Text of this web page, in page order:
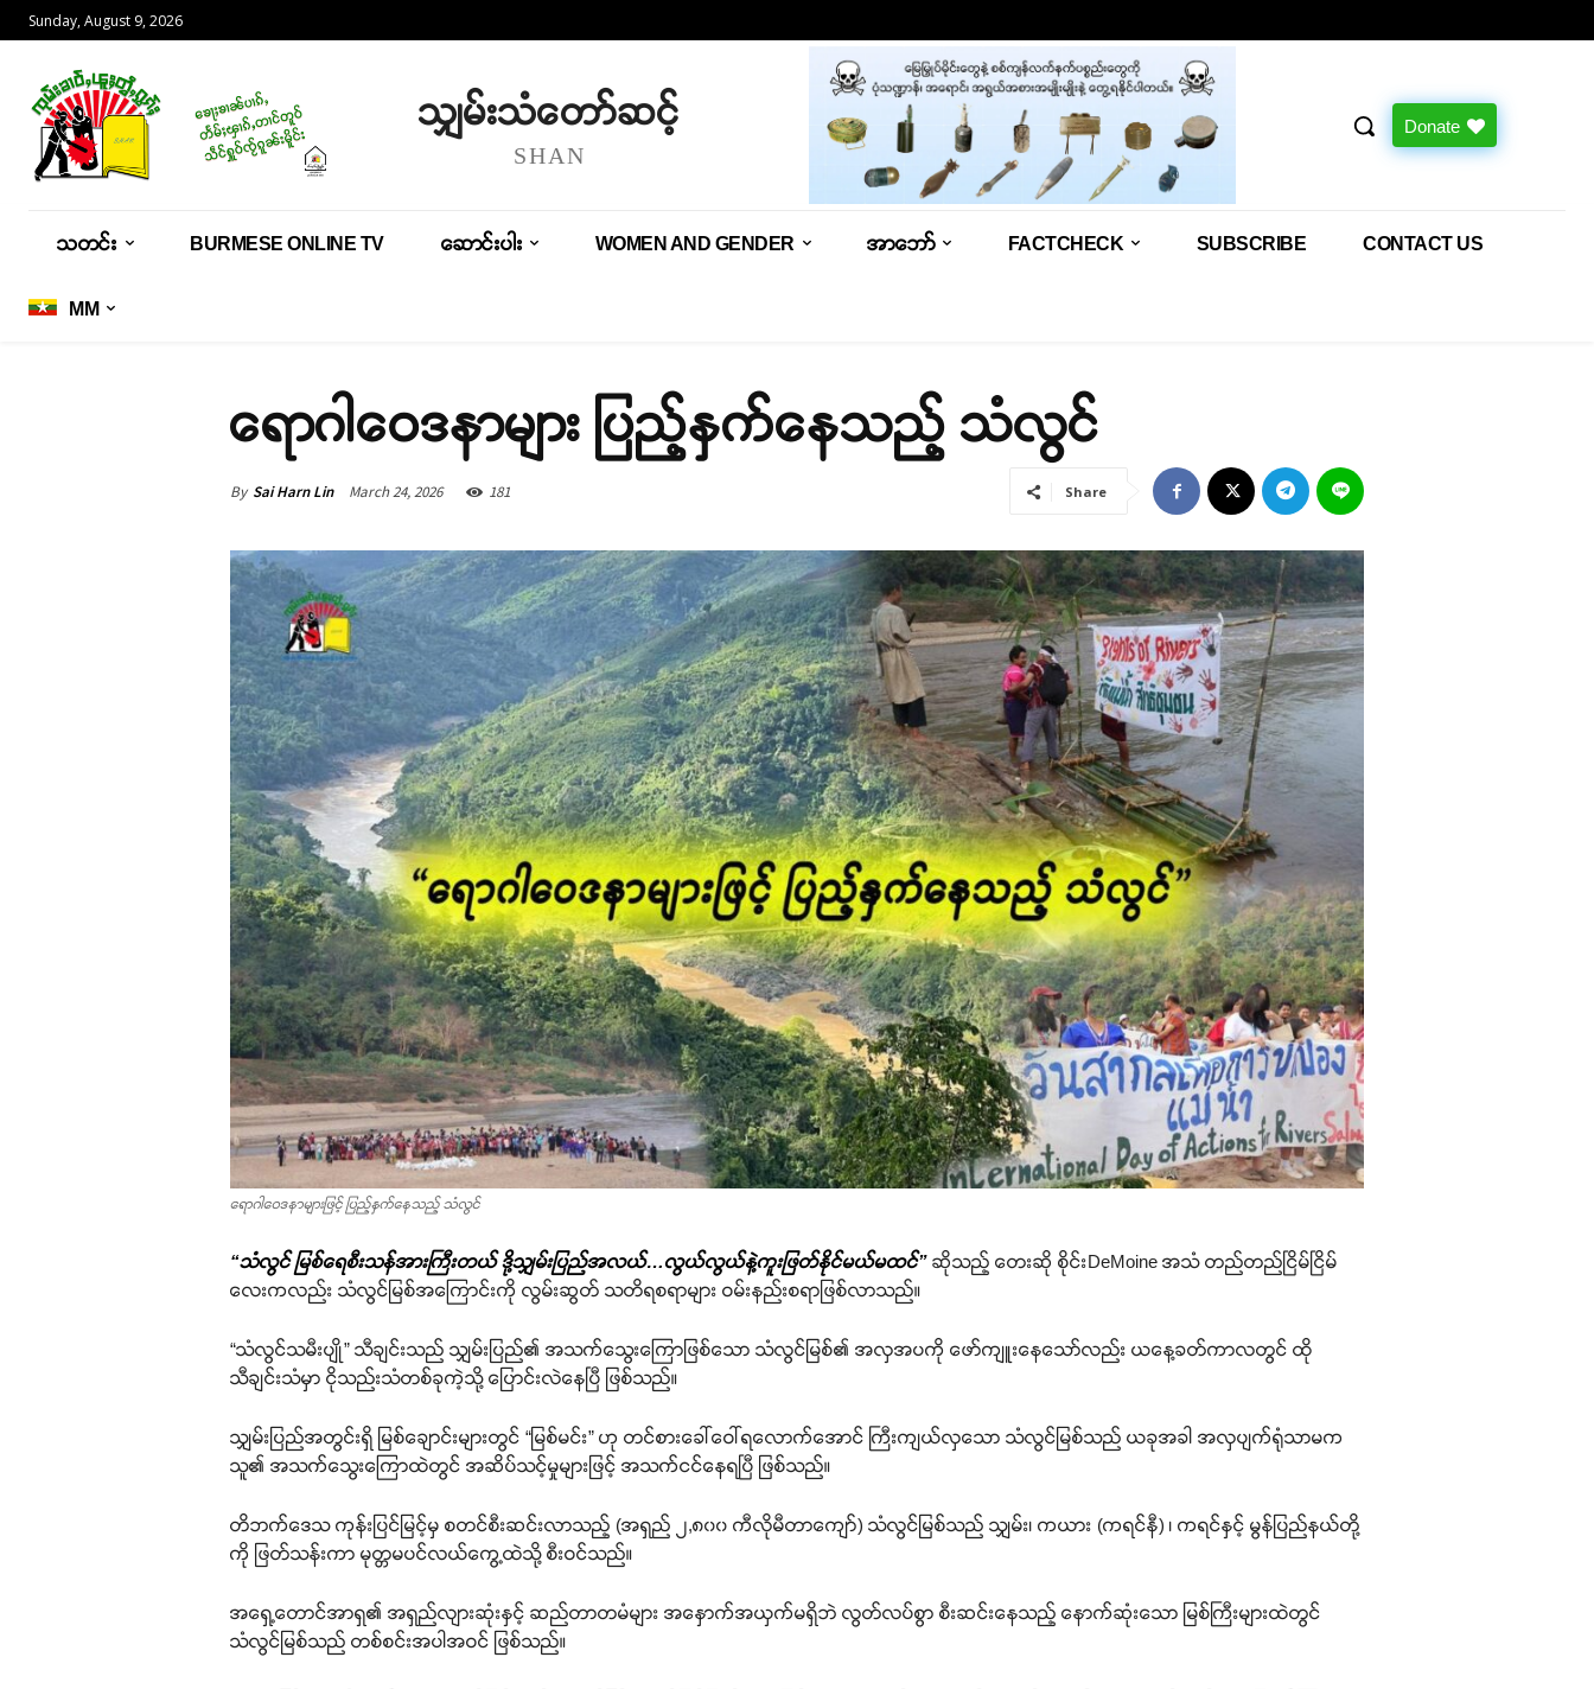
Sunday, August 9, 2026
သျှမ်းသံတော်ဆင့်
SHAN
Donate
သတင်း BURMESE ONLINE TV ဆောင်းပါး WOMEN AND GENDER အာဘော် FACTCHECK SUBSCRIBE CONTACT US
MM
ရောဂါဝေဒနာများ ပြည့်နှက်နေသည့် သံလွင်
By Sai Harn Lin March 24, 2026 181 Share
ရောဂါဝေဒနာများဖြင့် ပြည့်နှက်နေသည့် သံလွင်
“သံလွင် မြစ်ရေစီးသန်အားကြီးတယ် ဒို့သျှမ်းပြည်အလယ်…လွယ်လွယ်နဲ့ကူးဖြတ်နိုင်မယ်မထင်” ဆိုသည့် တေးဆို စိုင်းDeMoine အသံ တည်တည်ငြိမ်ငြိမ်
လေးကလည်း သံလွင်မြစ်အကြောင်းကို လွမ်းဆွတ် သတိရစရာများ ဝမ်းနည်းစရာဖြစ်လာသည်။
“သံလွင်သမီးပျို” သီချင်းသည် သျှမ်းပြည်၏ အသက်သွေးကြောဖြစ်သော သံလွင်မြစ်၏ အလှအပကို ဖော်ကျူးနေသော်လည်း ယနေ့ခတ်ကာလတွင် ထို
သီချင်းသံမှာ ငိုသည်းသံတစ်ခုကဲ့သို့ ပြောင်းလဲနေပြီ ဖြစ်သည်။
သျှမ်းပြည်အတွင်းရှိ မြစ်ချောင်းများတွင် “မြစ်မင်း” ဟု တင်စားခေါ်ဝေါ်ရလောက်အောင် ကြီးကျယ်လှသော သံလွင်မြစ်သည် ယခုအခါ အလှပျက်ရုံသာမက
သူ၏ အသက်သွေးကြောထဲတွင် အဆိပ်သင့်မှုများဖြင့် အသက်ငင်နေရပြီ ဖြစ်သည်။
တိဘက်ဒေသ ကုန်းပြင်မြင့်မှ စတင်စီးဆင်းလာသည့် (အရှည် ၂,၈၀၀ ကီလိုမီတာကျော်) သံလွင်မြစ်သည် သျှမ်း၊ ကယား (ကရင်နီ) ၊ ကရင်နှင့် မွန်ပြည်နယ်တို့
ကို ဖြတ်သန်းကာ မုတ္တမပင်လယ်ကွေ့ထဲသို့ စီးဝင်သည်။
အရှေ့တောင်အာရှ၏ အရှည်လျားဆုံးနှင့် ဆည်တာတမံများ အနှောက်အယှက်မရှိဘဲ လွတ်လပ်စွာ စီးဆင်းနေသည့် နောက်ဆုံးသော မြစ်ကြီးများထဲတွင်
သံလွင်မြစ်သည် တစ်စင်းအပါအဝင် ဖြစ်သည်။